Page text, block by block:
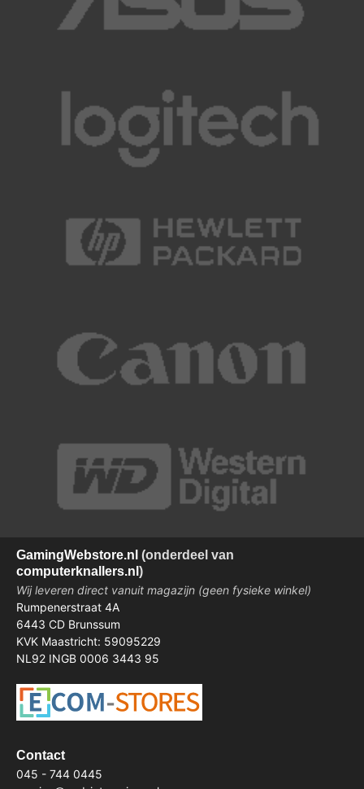
GamingWebstore.nl (onderdeel van
computerknallers.nl )
Wij leveren direct vanuit magazijn (geen fysieke winkel)
Rumpenerstraat 4A
6443 CD Brunssum
KVK Maastricht: 59095229
NL92 INGB 0006 3443 95
Contact
045 - 744 0445